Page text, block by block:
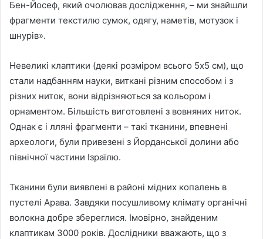
Бен-Йосеф, який очолював дослідження, – ми знайшли
фрагменти текстилю сумок, одягу, наметів, мотузок і
шнурів».
Невеликі клаптики (деякі розміром всього 5х5 см), що
стали надбанням науки, виткані різним способом і з
різних ниток, вони відрізняються за кольором і
орнаментом. Більшість виготовлені з вовняних ниток.
Однак є і лляні фрагменти – такі тканини, впевнені
археологи, були привезені з Йорданської долини або
північної частини Ізраїлю.
Тканини були виявлені в районі мідних копалень в
пустелі Арава. Завдяки посушливому клімату органічні
волокна добре збереглися. Імовірно, знайденим
клаптикам 3000 років. Дослідники вважають, що з